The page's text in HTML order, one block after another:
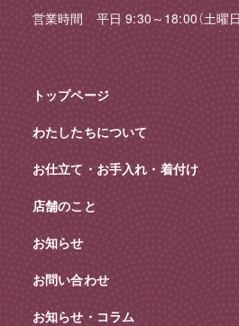
営業時間 平日 9:30～18:00（土曜
トップページ
わたしたちについて
お仕立て・お手入れ・着付け
店舗のこと
お知らせ
お問い合わせ
お知らせ・コラム